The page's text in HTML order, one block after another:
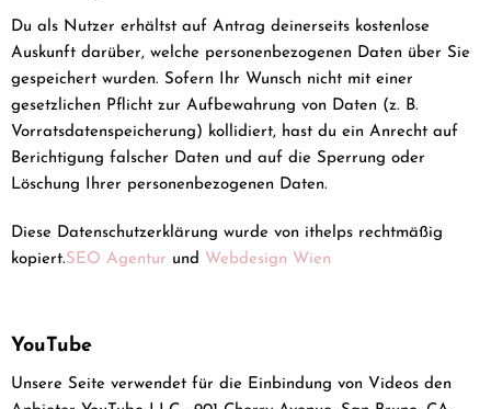
Du als Nutzer erhältst auf Antrag deinerseits kostenlose
Auskunft darüber, welche personenbezogenen Daten über Sie
gespeichert wurden. Sofern Ihr Wunsch nicht mit einer
gesetzlichen Pflicht zur Aufbewahrung von Daten (z. B.
Vorratsdatenspeicherung) kollidiert, hast du ein Anrecht auf
Berichtigung falscher Daten und auf die Sperrung oder
Löschung Ihrer personenbezogenen Daten.
Diese Datenschutzerklärung wurde von ithelps rechtmäßig
kopiert.SEO Agentur und Webdesign Wien
YouTube
Unsere Seite verwendet für die Einbindung von Videos den